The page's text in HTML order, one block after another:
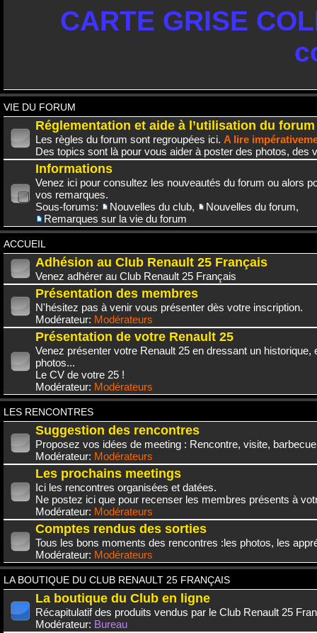
CARTE GRISE
VIE DU FORUM
Réglementation et aide à l’utilisation du forum
Les règles du forum sont regroupées ici. A lire
Des topics sont là pour vous aider à poster des photos, des
Informations
Venez ici pour consultez les nouveautés du forum ou alors
vos remarques.
Sous-forums:
Nouvelles du club, Nouvelles du forum,
Remarques sur la vie du forum
ACCUEIL
Adhésion au Club Renault 25 Français
Venez adhérer au Club Renault 25 Français
Présentation des membres
N'hésitez pas à venir vous présenter dès votre inscription.
Modérateur: Modérateurs
Présentation de votre Renault 25
Venez présenter votre Renault 25 en dressant un historique,
photos...
Le CV de votre 25 !
Modérateur: Modérateurs
LES RENCONTRES
Suggestion des rencontres
Proposez vos idées de meeting : Rencontre, visite,
Modérateur: Modérateurs
Les prochains meetings
Ici les rencontres organisées et datées.
Ne postez ici que pour recenser les membres présents à
Modérateur: Modérateurs
Comptes rendus des sorties
Tous les bons moments des rencontres :les photos, les
Modérateur: Modérateurs
LA BOUTIQUE DU CLUB RENAULT 25 FRANÇAIS
La boutique du Club en ligne
Récapitulatif des produits vendus par le Club Renault 25
Modérateur: Bureau